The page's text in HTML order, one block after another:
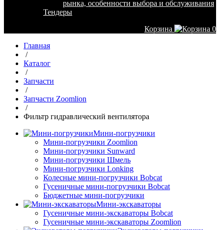
рынка, особенности выбора и обслуживания
Тендеры
Корзина
0
Главная
/
Каталог
/
Запчасти
/
Запчасти Zoomlion
/
Фильтр гидравлический вентилятора
Мини-погрузчики
Мини-погрузчики Zoomlion
Мини-погрузчики Sunward
Мини-погрузчики Шмель
Мини-погрузчики Lonking
Колесные мини-погрузчики Bobcat
Гусеничные мини-погрузчики Bobcat
Бюджетные мини-погрузчики
Мини-экскаваторы
Гусеничные мини-экскаваторы Bobcat
Гусеничные мини-экскаваторы Zoomlion